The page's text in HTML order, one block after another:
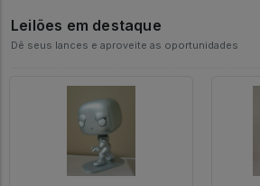
Leilões em destaque
Dê seus lances e aproveite as oportunidades